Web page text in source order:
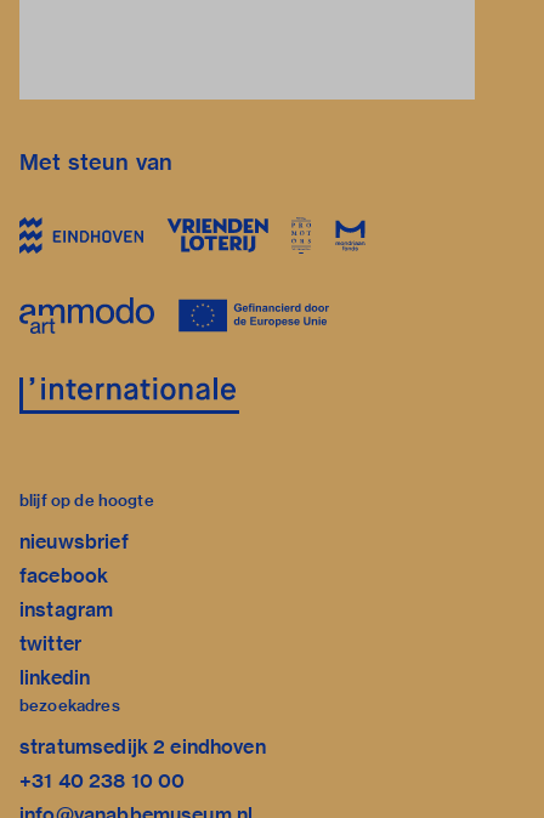
Met steun van
blijf op de hoogte
nieuwsbrief
facebook
instagram
twitter
linkedin
bezoekadres
stratumsedijk 2 eindhoven
+31 40 238 10 00